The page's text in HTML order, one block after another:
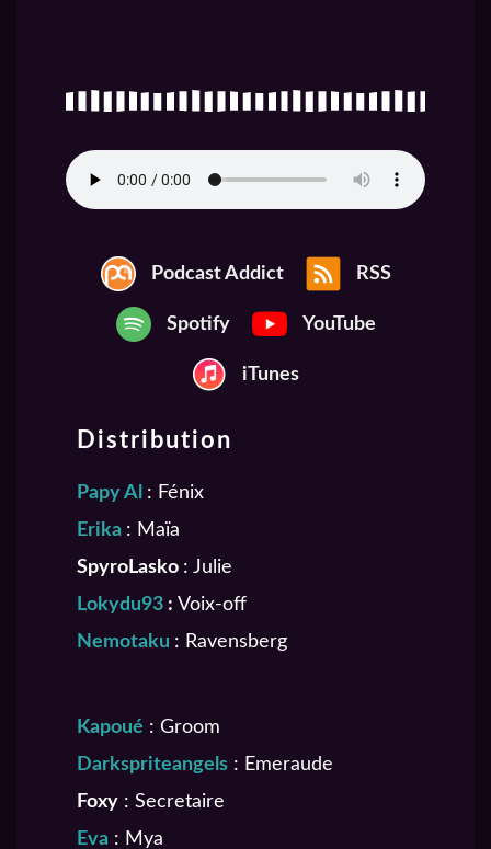
Podcast Addict RSS
Spotify YouTube
iTunes
Distribution
Papy Al : Fénix
Erika : Maïa
SpyroLasko : Julie
Lokydu93 : Voix-off
Nemotaku : Ravensberg
Kapoué : Groom
Darkspriteangels : Emeraude
Foxy : Secretaire
Eva : Mya